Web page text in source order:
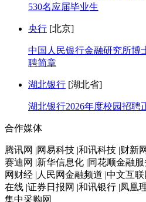
530名应届毕业生
央行 [北京]
中国人民银行金融研究所博
聘简章
湖北银行 [湖北省]
湖北银行2026年度校园招聘
合作媒体
腾讯网 |网易科技 |和讯科技 |财新
赛迪网 |新华信息化 |同花顺金融
网财经 |人民网金融频道 |中文互
在线 |证券日报网 |和讯银行 |凤凰
集中采购网